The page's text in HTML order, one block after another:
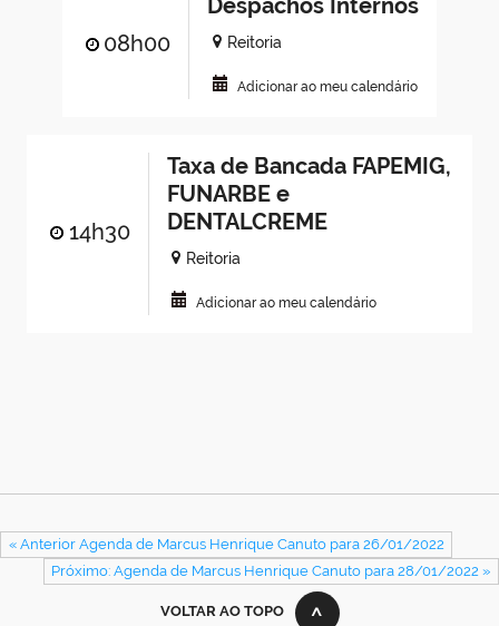
08h00
Despachos Internos
Reitoria
Adicionar ao meu calendário
14h30
Taxa de Bancada FAPEMIG,
FUNARBE e
DENTALCREME
Reitoria
Adicionar ao meu calendário
« Anterior Agenda de Marcus Henrique Canuto para 26/01/2022
Próximo: Agenda de Marcus Henrique Canuto para 28/01/2022 »
VOLTAR AO TOPO